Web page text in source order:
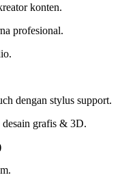
konten.
profesional.
dengan stylus support.
grafis & 3D.